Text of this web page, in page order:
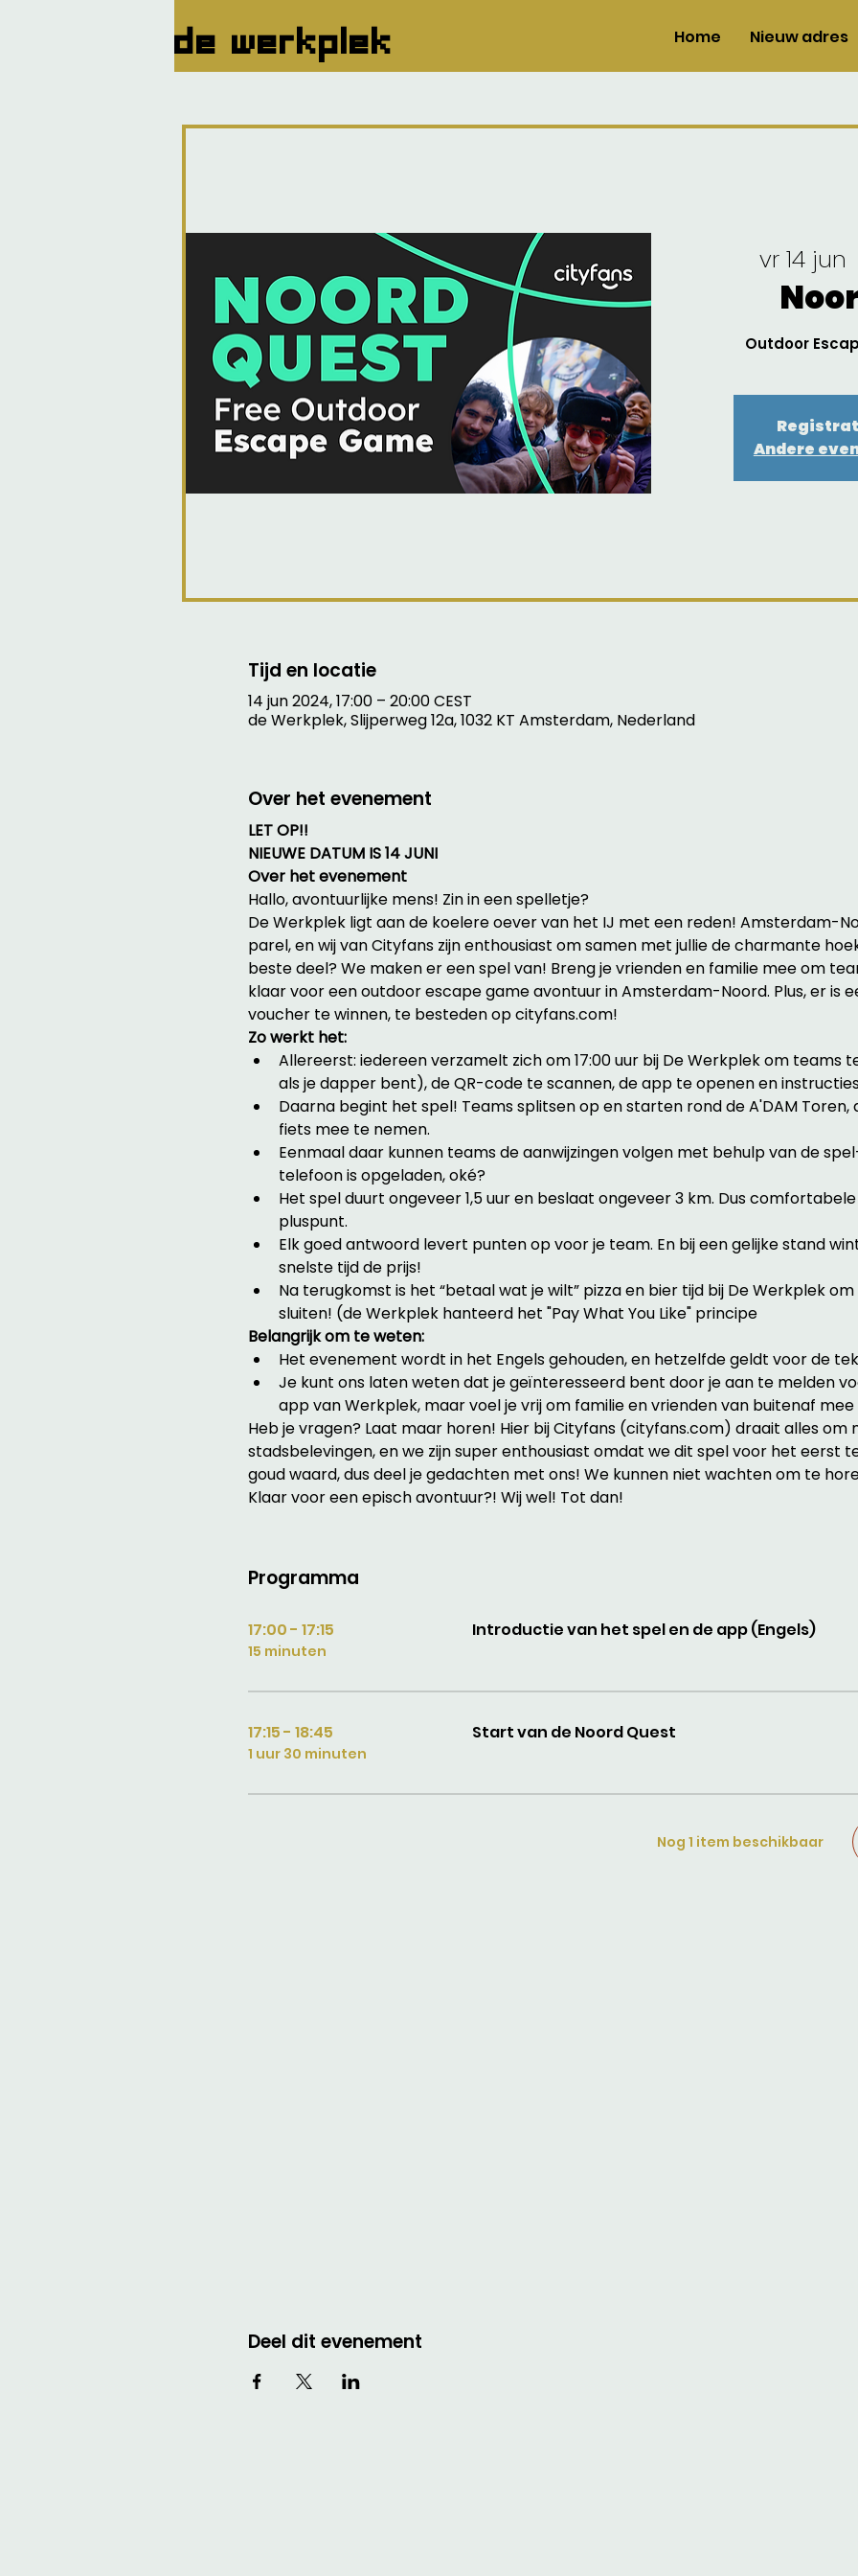
de werkplek Home Nieuw adres
vr 14 jun
Outdoor
Andere
Tijd en locatie
14 jun 2024, 17:00 – 20:00 CEST
de Werkplek, Slijperweg 12a, 1032 KT Amsterdam, Nederland
Over het evenement
LET OP!!
NIEUWE DATUM IS 14 JUNI
Over het evenement
Hallo, avontuurlijke mens! Zin in een spelletje?
De Werkplek ligt aan de koelere oever van het IJ met een reden! Amsterdam-
parel, en wij van Cityfans zijn enthousiast om samen met jullie de charmante
beste deel? We maken er een spel van! Breng je vrienden en familie mee om
klaar voor een outdoor escape game avontuur in Amsterdam-Noord. Plus, er is
voucher te winnen, te besteden op cityfans.com!
Zo werkt het:
Allereerst: iedereen verzamelt zich om 17:00 uur bij De Werkplek om teams
als je dapper bent), de QR-code te scannen, de app te openen en
Daarna begint het spel! Teams splitsen op en starten rond de A'DAM Toren,
fiets mee te nemen.
Eenmaal daar kunnen teams de aanwijzingen volgen met behulp van de
telefoon is opgeladen, oké?
Het spel duurt ongeveer 1,5 uur en beslaat ongeveer 3 km. Dus
pluspunt.
Elk goed antwoord levert punten op voor je team. En bij een gelijke stand
snelste tijd de prijs!
Na terugkomst is het “betaal wat je wilt” pizza en bier tijd bij De Werkplek
sluiten! (de Werkplek hanteerd het "Pay What You Like" principe
Belangrijk om te weten:
Het evenement wordt in het Engels gehouden, en hetzelfde geldt voor de
Je kunt ons laten weten dat je geïnteresseerd bent door je aan te melden
app van Werkplek, maar voel je vrij om familie en vrienden van buitenaf
Heb je vragen? Laat maar horen! Hier bij Cityfans (cityfans.com) draait alles om
stadsbelevingen, en we zijn super enthousiast omdat we dit spel voor het eerst
goud waard, dus deel je gedachten met ons! We kunnen niet wachten om te
Klaar voor een episch avontuur?! Wij wel! Tot dan!
Programma
17:00 - 17:15
15 minuten
Introductie van het spel en de app (Engels)
17:15 - 18:45
1 uur 30 minuten
Start van de Noord Quest
Nog 1 item beschikbaar
Deel dit evenement